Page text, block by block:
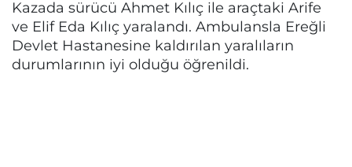
Kazada sürücü Ahmet Kılıç ile araçtaki Arife
ve Elif Eda Kılıç yaralandı. Ambulansla Ereğli
Devlet Hastanesine kaldırılan yaralıların
durumlarının iyi olduğu öğrenildi.